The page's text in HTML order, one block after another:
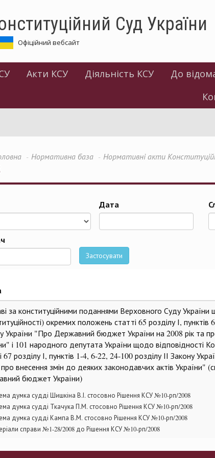
Суд України
Офіційний вебсайт
Акти КСУ Діяльність КСУ До
Нормативна база Нормативні акти
Дата
Застосувати
за конституційними поданнями Верховного Суду України
окремих положень статті 65 розділу І, пунктів
України "Про Державний бюджет України на 2008 рік та
і 101 народного депутата України щодо відповідності
67 розділу І, пунктів 1-4, 6-22, 24-100 розділу ІІ Закону
про внесення змін до деяких законодавчих актів
бюджет України)
думка судді Шишкіна В.І. стосовно Рішення КСУ №10-рп/2008
думка судді Ткачука П.М. стосовно Рішення КСУ №10-рп/2008
думка судді Кампа В.М. стосовно Рішення КСУ №10-рп/2008
справи №1-28/2008 до Рішення КСУ №10-рп/2008